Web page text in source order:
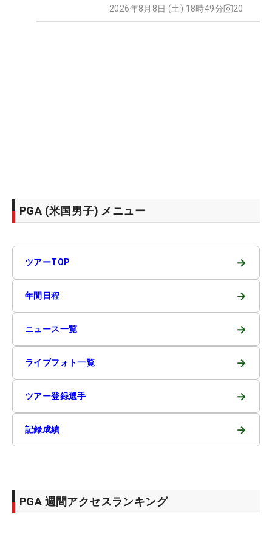
2026年8月8日 (土) 18時49分 20
PGA (米国男子) メニュー
ツアーTOP →
年間日程 →
ニュース一覧 →
ライブフォト一覧 →
ツアー登録選手 →
記録成績 →
PGA 週間アクセスランキング